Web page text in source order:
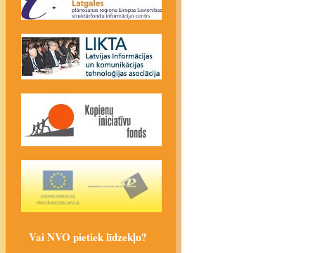
Vai NVO pietiek līdzekļu?